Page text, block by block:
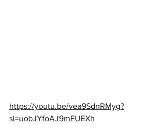
https://youtu.be/vea9SdnRMyg?
si=uobJYfoAJ9mFUEXh